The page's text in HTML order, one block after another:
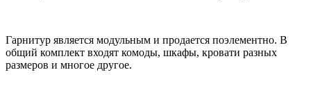
Гарнитур является модульным и продается поэлементно. В
общий комплект входят комоды, шкафы, кровати разных
размеров и многое другое.